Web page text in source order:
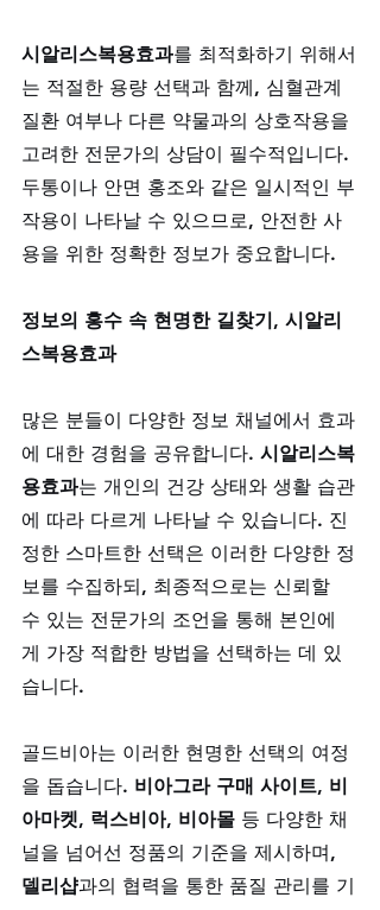
시알리스복용효과를 최적화하기 위해서
는 적절한 용량 선택과 함께, 심혈관계
질환 여부나 다른 약물과의 상호작용을
고려한 전문가의 상담이 필수적입니다.
두통이나 안면 홍조와 같은 일시적인 부
작용이 나타날 수 있으므로, 안전한 사
용을 위한 정확한 정보가 중요합니다.
정보의 홍수 속 현명한 길찾기, 시알리
스복용효과
많은 분들이 다양한 정보 채널에서 효과
에 대한 경험을 공유합니다. 시알리스복
용효과는 개인의 건강 상태와 생활 습관
에 따라 다르게 나타날 수 있습니다. 진
정한 스마트한 선택은 이러한 다양한 정
보를 수집하되, 최종적으로는 신뢰할
수 있는 전문가의 조언을 통해 본인에
게 가장 적합한 방법을 선택하는 데 있
습니다.
골드비아는 이러한 현명한 선택의 여정
을 돕습니다. 비아그라 구매 사이트, 비
아마켓, 럭스비아, 비아몰 등 다양한 채
널을 넘어선 정품의 기준을 제시하며,
델리샵과의 협력을 통한 품질 관리를 기